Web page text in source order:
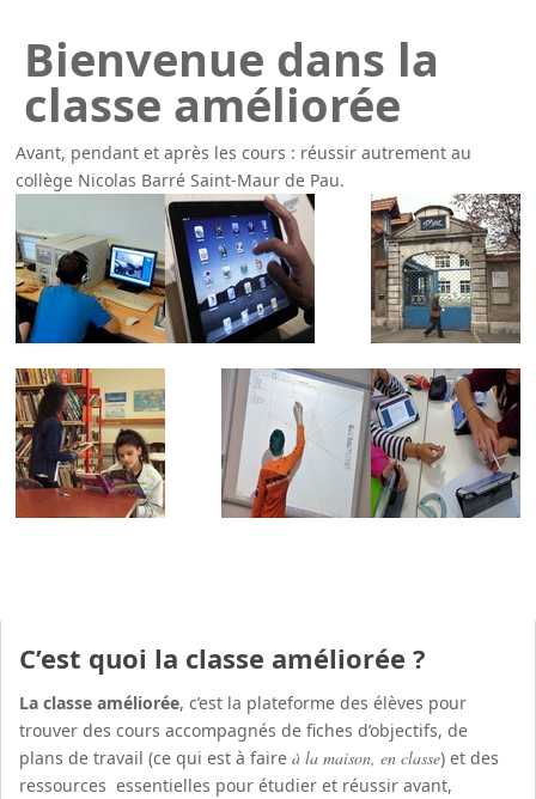
Bienvenue dans la
classe améliorée
Avant, pendant et après les cours : réussir autrement au
collège Nicolas Barré Saint-Maur de Pau.
C’est quoi la classe améliorée ?
La classe améliorée, c’est la plateforme des élèves pour
trouver des cours accompagnés de fiches d’objectifs, de
plans de travail (ce qui est à faire à la maison, en classe) et des
ressources essentielles pour étudier et réussir avant,